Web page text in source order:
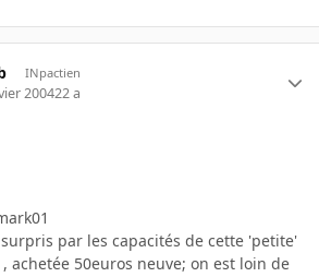
INpactien
200422 a
par les capacités de cette 'petite'
, achetée 50euros neuve; on est loin de